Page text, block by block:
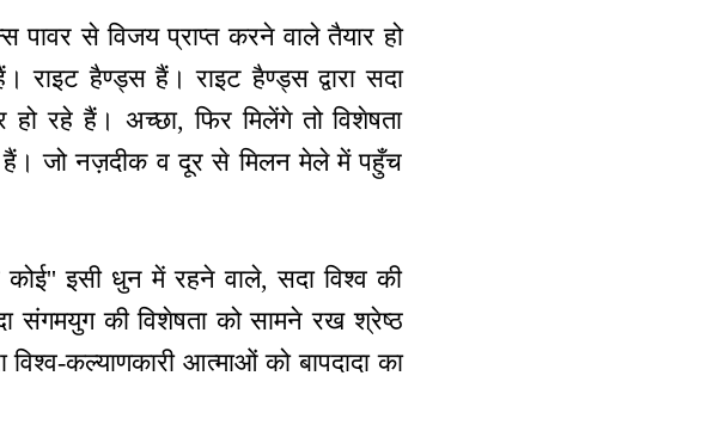
पावर से विजय प्राप्त करने वाले तैयार हो
हैण्ड्स हैं। राइट हैण्ड्स द्वारा सदा
रहे हैं। अच्छा, फिर मिलेंगे तो विशेषता
हैं। जो नज़दीक व दूर से मिलन मेले में पहुँच
इसी धुन में रहने वाले, सदा विश्व की
संगमयुग की विशेषता को सामने रख श्रेष्ठ
कल्याणकारी आत्माओं को बापदादा का